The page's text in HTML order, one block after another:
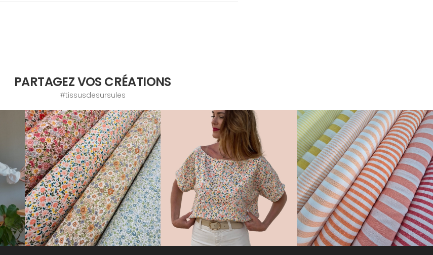
PARTAGEZ VOS CRÉATIONS
#tissusdesursules